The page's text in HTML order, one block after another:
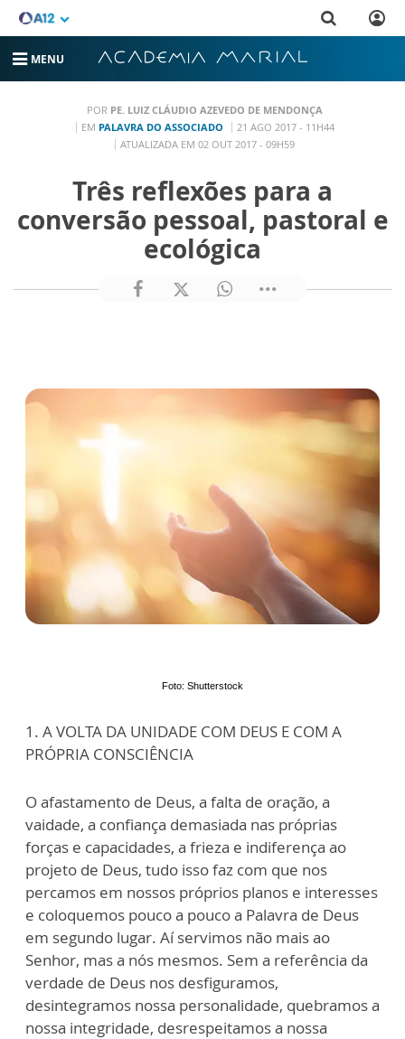
MENU
POR PE. LUIZ CLÁUDIO AZEVEDO DE MENDONÇA
EM PALAVRA DO ASSOCIADO
21 AGO 2017 - 11H44
ATUALIZADA EM 02 OUT 2017 - 09H59
Três reflexões para a
conversão pessoal, pastoral e
ecológica
Foto: Shutterstock
1. A VOLTA DA UNIDADE COM DEUS E COM A
PRÓPRIA CONSCIÊNCIA
O afastamento de Deus, a falta de oração, a
vaidade, a confiança demasiada nas próprias
forças e capacidades, a frieza e indiferença ao
projeto de Deus, tudo isso faz com que nos
percamos em nossos próprios planos e interesses
e coloquemos pouco a pouco a Palavra de Deus
em segundo lugar. Aí servimos não mais ao
Senhor, mas a nós mesmos. Sem a referência da
verdade de Deus nos desfiguramos,
desintegramos nossa personalidade, quebramos a
nossa integridade, desrespeitamos a nossa